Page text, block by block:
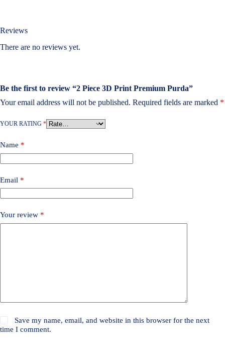
Reviews
There are no reviews yet.
Be the first to review “2 Piece 3D Print Premium Purda”
Your email address will not be published. Required fields are marked *
YOUR RATING *
Name *
Email *
Your review *
Save my name, email, and website in this browser for the next
time I comment.